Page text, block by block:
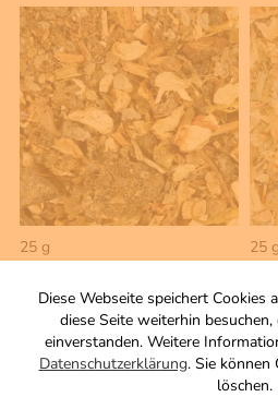
Diese Webseite speichert Cookies
diese Seite weiterhin
einverstanden. Weitere
Datenschutzerklärung. Sie können
löschen.
25 g
Räuchermischung
Zutaten
8,70 €
25 g
inkl.